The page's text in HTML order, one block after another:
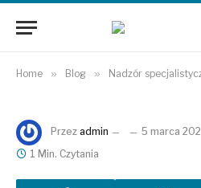
Home » Blog » Nadzór
Przez admin 5 marca
1 Min. Czytania